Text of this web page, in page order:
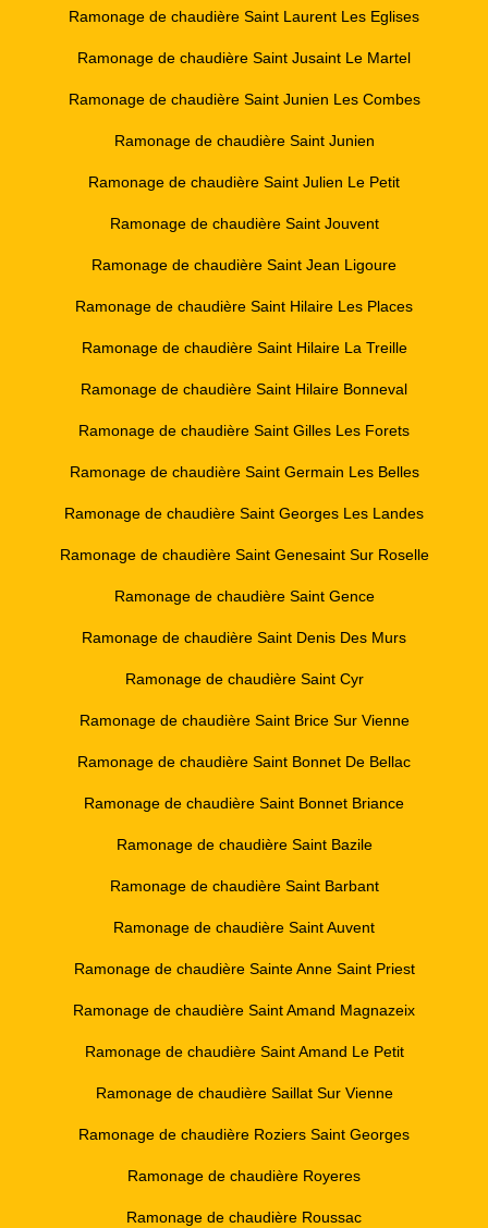
Ramonage de chaudière Saint Laurent Les Eglises
Ramonage de chaudière Saint Jusaint Le Martel
Ramonage de chaudière Saint Junien Les Combes
Ramonage de chaudière Saint Junien
Ramonage de chaudière Saint Julien Le Petit
Ramonage de chaudière Saint Jouvent
Ramonage de chaudière Saint Jean Ligoure
Ramonage de chaudière Saint Hilaire Les Places
Ramonage de chaudière Saint Hilaire La Treille
Ramonage de chaudière Saint Hilaire Bonneval
Ramonage de chaudière Saint Gilles Les Forets
Ramonage de chaudière Saint Germain Les Belles
Ramonage de chaudière Saint Georges Les Landes
Ramonage de chaudière Saint Genesaint Sur Roselle
Ramonage de chaudière Saint Gence
Ramonage de chaudière Saint Denis Des Murs
Ramonage de chaudière Saint Cyr
Ramonage de chaudière Saint Brice Sur Vienne
Ramonage de chaudière Saint Bonnet De Bellac
Ramonage de chaudière Saint Bonnet Briance
Ramonage de chaudière Saint Bazile
Ramonage de chaudière Saint Barbant
Ramonage de chaudière Saint Auvent
Ramonage de chaudière Sainte Anne Saint Priest
Ramonage de chaudière Saint Amand Magnazeix
Ramonage de chaudière Saint Amand Le Petit
Ramonage de chaudière Saillat Sur Vienne
Ramonage de chaudière Roziers Saint Georges
Ramonage de chaudière Royeres
Ramonage de chaudière Roussac